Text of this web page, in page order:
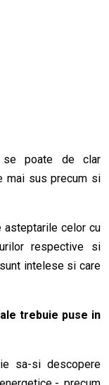
se poate de clar
mai sus precum si
asteptarile celor cu
respective si
intelese si care
trebuie puse in
sa-si descopere